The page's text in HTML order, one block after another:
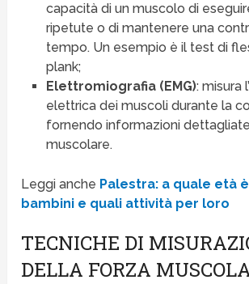
capacità di un muscolo di
ripetute o di mantenere una
tempo. Un esempio è il test di
plank;
Elettromiografia (EMG): misura
elettrica dei muscoli durante la
fornendo informazioni
muscolare.
Leggi anche Palestra: a quale età
bambini e quali attività per loro
TECNICHE DI
DELLA FORZA